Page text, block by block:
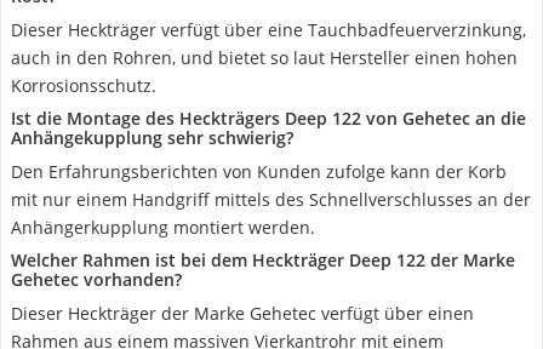
Dieser Heckträger verfügt über eine Tauchbadfeuerverzinkung,
auch in den Rohren, und bietet so laut Hersteller einen hohen
Korrosionsschutz.
Ist die Montage des Heckträgers Deep 122 von Gehetec an die
Anhängekupplung sehr schwierig?
Den Erfahrungsberichten von Kunden zufolge kann der Korb
mit nur einem Handgriff mittels des Schnellverschlusses an der
Anhängerkupplung montiert werden.
Welcher Rahmen ist bei dem Heckträger Deep 122 der Marke
Gehetec vorhanden?
Dieser Heckträger der Marke Gehetec verfügt über einen
Rahmen aus einem massiven Vierkantrohr mit einem